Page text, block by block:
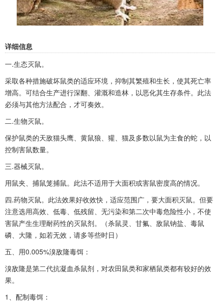
详细信息
一.生态灭鼠。
采取各种措施破坏鼠类的适应环境，抑制其繁殖和生长，使其死亡率
增高。可结合生产进行深翻、灌溉和造林，以恶化其生存条件。此法
必须与其他方法配合，才可奏效。
二.生物灭鼠。
保护鼠类的天敌猫头鹰、黄鼠狼、獾、猫及多数以鼠为主食的蛇，以
控制害鼠数量。
三.器械灭鼠。
用鼠夹、捕鼠笼捕鼠。此法不适用于大面积或害鼠密度高的情况。
四.药物灭鼠。此法效果好收效快，适应范围广，要大面积灭鼠。但要
注意选用高效、低毒、低残留、无污染和第二次中毒危险性小，不使
害鼠产生生理耐药性的灭鼠剂。（杀鼠灵、甘氟、敌鼠钠盐、毒鼠
磷、大隆，如若无效，请多等些时日）
五、用0.005%溴敌隆毒饵：
溴敌隆是第二代抗凝血杀鼠剂，对农田鼠类和家栖鼠类都有较好的效
果。
1、配制毒饵：